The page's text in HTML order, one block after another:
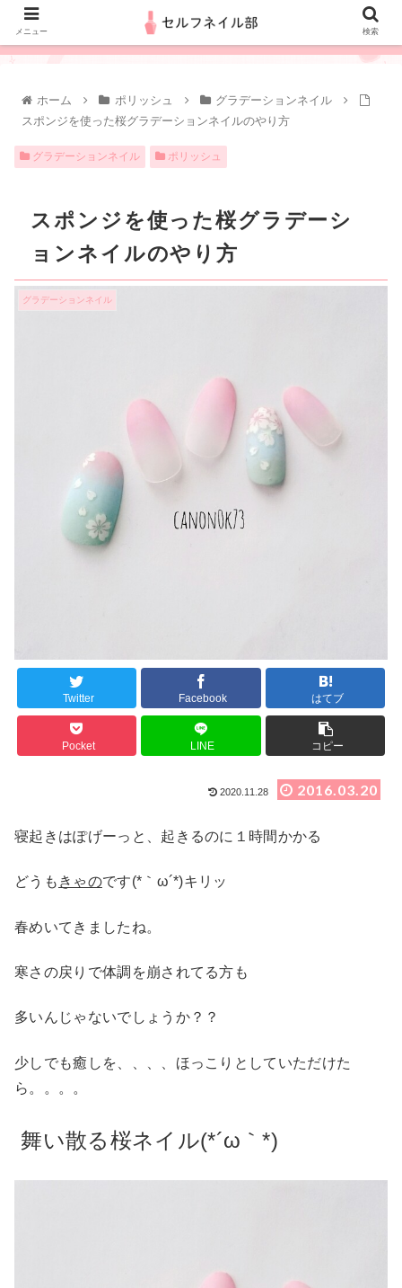
ホーム ポリッシュ
グラデーションネイル
スポンジを使った桜グラデーションネイルのやり方
グラデーションネイル ポリッシュ
スポンジを使った桜グラデーシ
ョンネイルのやり方
グラデーションネイル
Twitter Facebook はてブ
Pocket LINE コピー
2020.11.28 2016.03.20
寝起きはぽげーっと、起きるのに１時間かかる
どうも きゃのです(*｀ω´*)キリッ
春めいてきましたね。
寒さの戻りで体調を崩されてる方も
多いんじゃないでしょうか？？
少しでも癒しを、、、、ほっこりとしていただけた
ら。。。。
舞い散る桜ネイル(*´ω｀*)
メニュー 検索